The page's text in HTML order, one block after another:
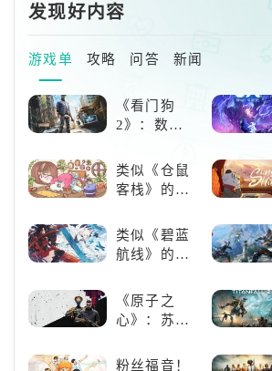
发现好内容
游戏单 攻略 问答 新闻
《看门狗
2》：数字
狂欢
类似《仓鼠
客栈》的萌
荐！快来养
赛博宠物
类似《碧蓝
航线》的养
养成你的梦
想！
《原子之
心》：苏联
游戏盛宴与
粉丝福音！